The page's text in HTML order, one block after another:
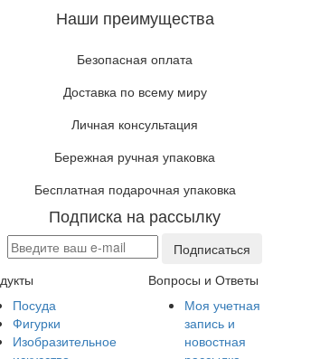
Наши преимущества
Безопасная оплата
Доставка по всему миру
Личная консультация
Бережная ручная упаковка
Бесплатная подарочная упаковка
Подписка на рассылку
Подписаться
Посуда
Фигурки
Изобразительное
Вопросы и Ответы
Моя учетная
запись и
новостная